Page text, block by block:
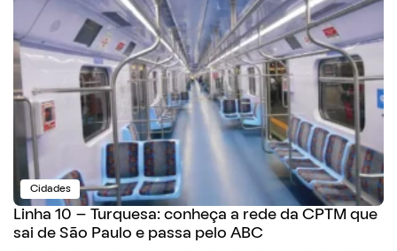
Cidades
Linha 10 – Turquesa: conheça a rede da CPTM que
sai de São Paulo e passa pelo ABC